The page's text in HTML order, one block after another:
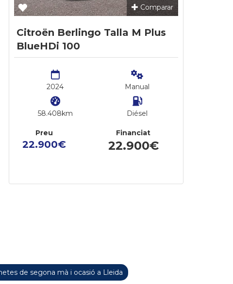
Comparar
Citroën Berlingo Talla M Plus
BlueHDi 100
2024
58.408km
Manual
Diésel
Preu
22.900€
Financiat
22.900€
de segona mà i ocasió a Lleida